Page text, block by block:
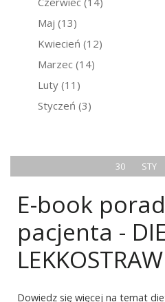
Maj (13)
Kwiecień (12)
Marzec (14)
Luty (11)
Styczeń (3)
30 STY
E-book
pacjenta -
Dowiedz się więcej na temat